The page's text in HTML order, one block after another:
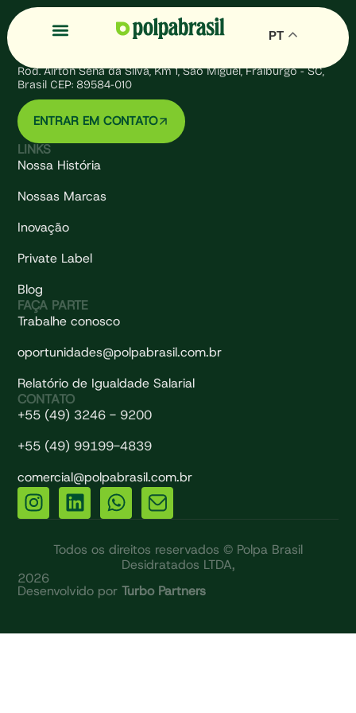
PT
Rod. Airton Sena da Silva, Km 1, São Miguel, Fraiburgo - SC,
Brasil CEP: 89584-010
ENTRAR EM CONTATO
LINKS
Nossa História
Nossas Marcas
Inovação
Private Label
Blog
FAÇA PARTE
Trabalhe conosco
oportunidades@polpabrasil.com.br
Relatório de Igualdade Salarial
CONTATO
+55 (49) 3246 - 9200
+55 (49) 99199-4839
comercial@polpabrasil.com.br
Todos os direitos reservados © Polpa Brasil
Desidratados LTDA,
2026
Desenvolvido porTurbo Partners